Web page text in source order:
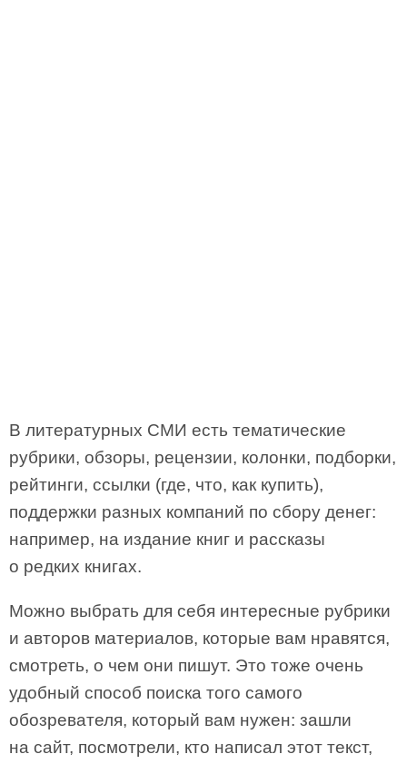
В литературных СМИ есть тематические
рубрики, обзоры, рецензии, колонки, подборки,
рейтинги, ссылки (где, что, как купить),
поддержки разных компаний по сбору денег:
например, на издание книг и рассказы
о редких книгах.
Можно выбрать для себя интересные рубрики
и авторов материалов, которые вам нравятся,
смотреть, о чем они пишут. Это тоже очень
удобный способ поиска того самого
обозревателя, который вам нужен: зашли
на сайт, посмотрели, кто написал этот текст,